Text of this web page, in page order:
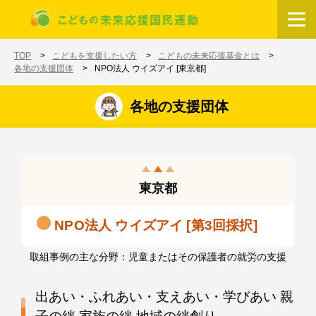
メインコンテンツに移動
TOP こどもを支援したい方
こどもの未来応援基金とは
各地の支援団体
NPO法人 ウイズアイ [東京都]
各地の支援団体
東京都
NPO法人 ウイズアイ [第3回採択]
取組事例の主な分野：児童またはその保護者の就労の支援
出あい・ふれあい・支えあい・学びあい 親